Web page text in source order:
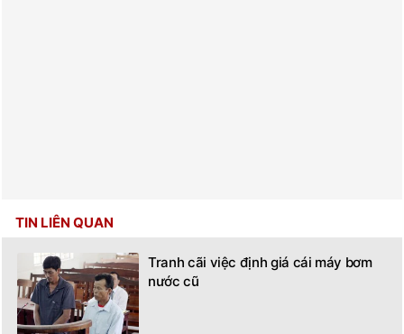
TIN LIÊN QUAN
Tranh cãi việc định giá cái máy bơm
nước cũ